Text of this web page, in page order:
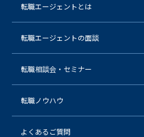
転職エージェントとは
転職エージェントの面談
転職相談会・セミナー
転職ノウハウ
よくあるご質問